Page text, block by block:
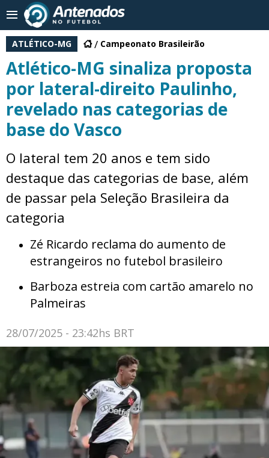
ATLÉTICO-MG Campeonato Brasileirão
Atlético-MG sinaliza proposta
por lateral-direito Paulinho,
revelado nas categorias de
base do Vasco
O lateral tem 20 anos e tem sido
destaque das categorias de base, além
de passar pela Seleção Brasileira da
categoria
Zé Ricardo reclama do aumento de
estrangeiros no futebol brasileiro
Barboza estreia com cartão amarelo no
Palmeiras
28/07/2025 - 23:42hs BRT